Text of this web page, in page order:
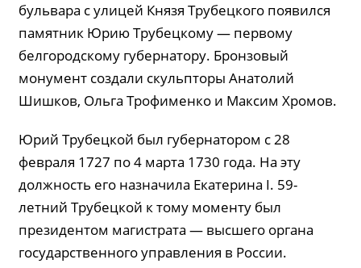
бульвара с улицей Князя Трубецкого появился
памятник Юрию Трубецкому — первому
белгородскому губернатору. Бронзовый
монумент создали скульпторы Анатолий
Шишков, Ольга Трофименко и Максим Хромов.
Юрий Трубецкой был губернатором с 28
февраля 1727 по 4 марта 1730 года. На эту
должность его назначила Екатерина I. 59-
летний Трубецкой к тому моменту был
президентом магистрата — высшего органа
государственного управления в России.